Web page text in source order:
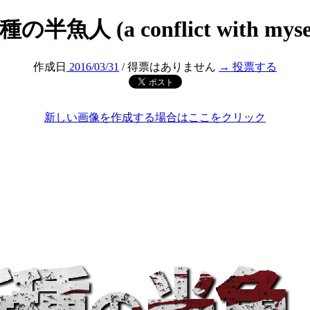
の半魚人 (a conflict with
作成日 2016/03/31 / 得票はありません → 投票する
新しい画像を作成する場合はここをクリック